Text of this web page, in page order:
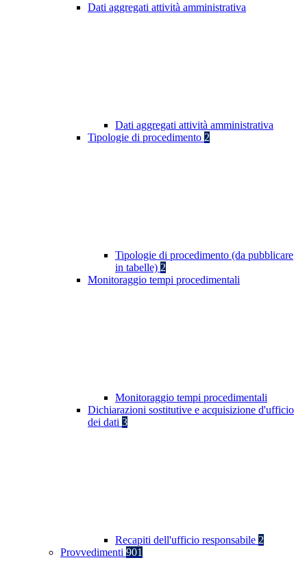
Dati aggregati attività amministrativa
Dati aggregati attività amministrativa
Tipologie di procedimento 2
Tipologie di procedimento (da pubblicare
in tabelle) 2
Monitoraggio tempi procedimentali
Monitoraggio tempi procedimentali
Dichiarazioni sostitutive e acquisizione d'ufficio
dei dati 3
Recapiti dell'ufficio responsabile 2
Provvedimenti 901